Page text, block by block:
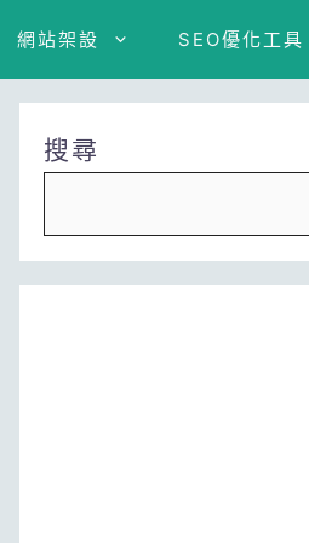
網站架設 SEO優化工具
搜尋